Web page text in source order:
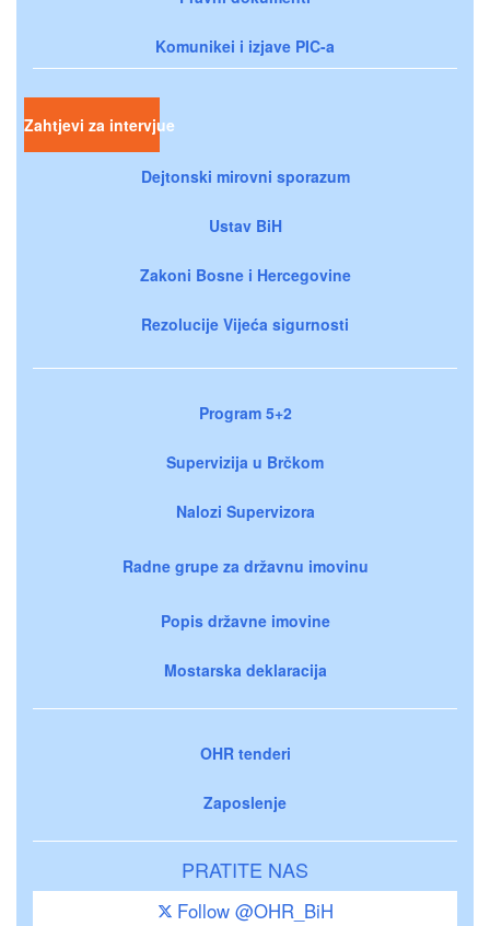
Komunikei i izjave PIC-a
Zahtjevi za intervjue
Dejtonski mirovni sporazum
Ustav BiH
Zakoni Bosne i Hercegovine
Rezolucije Vijeća sigurnosti
Program 5+2
Supervizija u Brčkom
Nalozi Supervizora
Radne grupe za državnu imovinu
Popis državne imovine
Mostarska deklaracija
OHR tenderi
Zaposlenje
PRATITE NAS
Follow @OHR_BiH